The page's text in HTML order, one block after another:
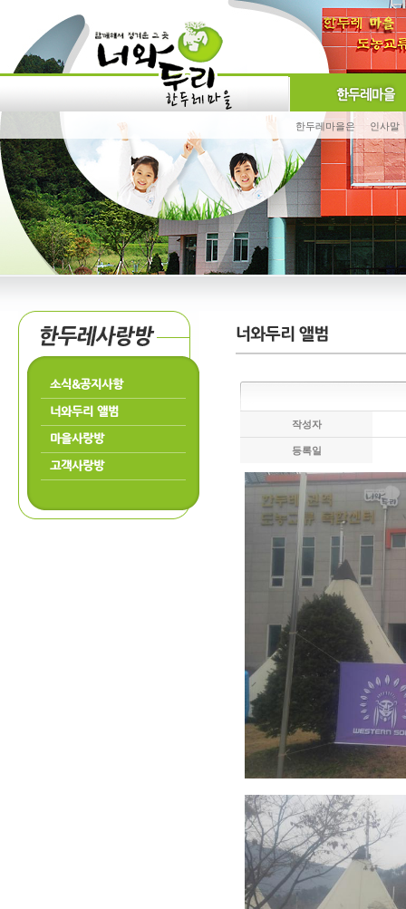
한두레마을은 인사말
소식&공지사항
너와두리 앨범
마을사랑방
고객사랑방
작성자
등록일